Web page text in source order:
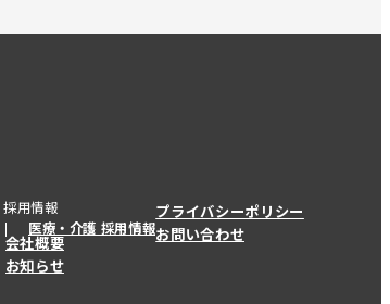
採用情報
医療・介護 採用情報
会社概要
お知らせ
プライバシーポリシー
お問い合わせ